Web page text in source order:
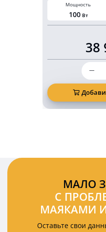
Мощность
100 Вт
38
с
МАЛО
С
МАЯКАМИ
Оставьте свои